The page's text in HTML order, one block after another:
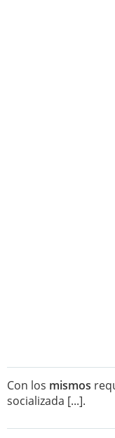
Con los mismos
socializada [...].